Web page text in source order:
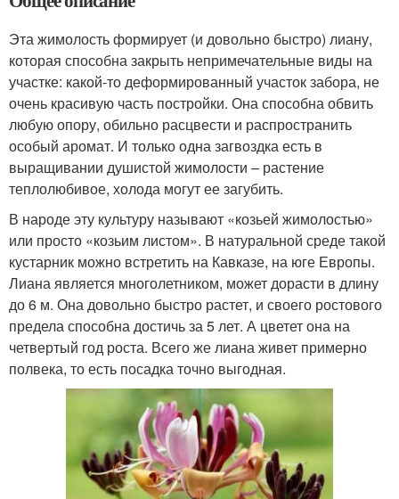
Эта жимолость формирует (и довольно быстро) лиану,
которая способна закрыть непримечательные виды на
участке: какой-то деформированный участок забора, не
очень красивую часть постройки. Она способна обвить
любую опору, обильно расцвести и распространить
особый аромат. И только одна загвоздка есть в
выращивании душистой жимолости – растение
теплолюбивое, холода могут ее загубить.
В народе эту культуру называют «козьей жимолостью»
или просто «козьим листом». В натуральной среде такой
кустарник можно встретить на Кавказе, на юге Европы.
Лиана является многолетником, может дорасти в длину
до 6 м. Она довольно быстро растет, и своего ростового
предела способна достичь за 5 лет. А цветет она на
четвертый год роста. Всего же лиана живет примерно
полвека, то есть посадка точно выгодная.